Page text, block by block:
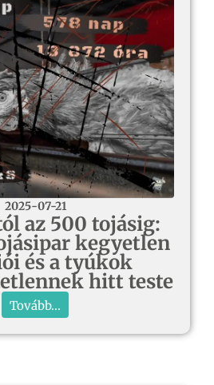
2025-07-21
az 500 tojásig:
kegyetlen
és a tyúkok
hitt teste
Tovább...